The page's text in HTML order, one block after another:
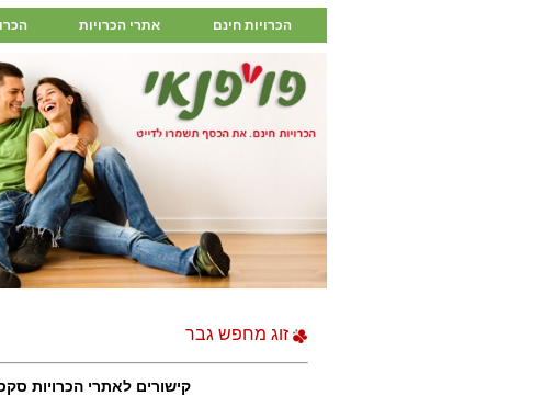
הכרויות חינם אתרי הכרויות
זוג מחפש גבר
קישורים לאתרי הכרויות